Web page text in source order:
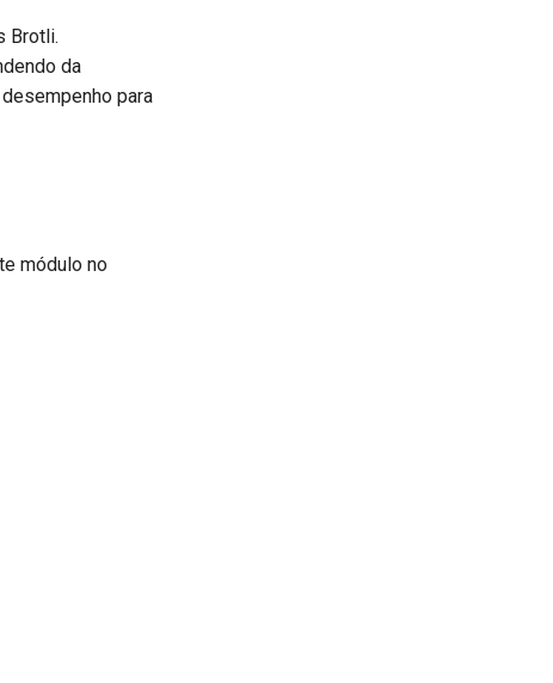
Brotli.
da
para
módulo no